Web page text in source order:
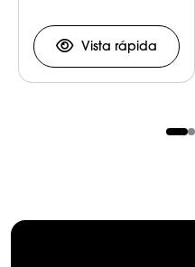
Vista rápida